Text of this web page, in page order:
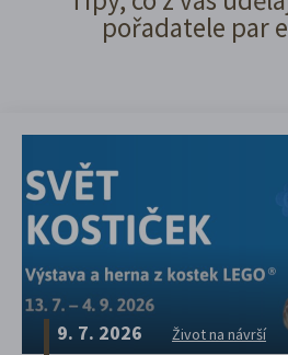
pořadatele par
9. 7. 2026 Život na návrší